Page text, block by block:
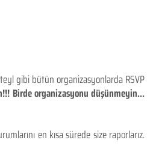
gibi bütün organizasyonlarda RSVP
Birde organizasyonu düşünmeyin...
en kısa sürede size raporlarız.